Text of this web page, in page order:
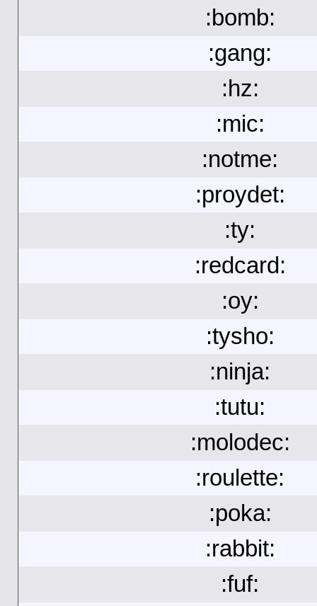
:bomb:
:gang:
:hz:
:mic:
:notme:
:proydet:
:ty:
:redcard:
:oy:
:tysho:
:ninja:
:tutu:
:molodec:
:roulette:
:poka:
:rabbit:
:fuf: